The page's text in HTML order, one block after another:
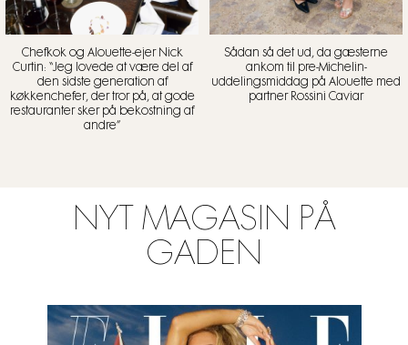
Chefkok og Alouette-ejer Nick
Curtin: “Jeg lovede at være del af
den sidste generation af
køkkenchefer, der tror på, at gode
restauranter sker på bekostning af
andre”
Sådan så det ud, da gæsterne
ankom til pre-Michelin-
uddelingsmiddag på Alouette med
partner Rossini Caviar
NYT MAGASIN PÅ
GADEN